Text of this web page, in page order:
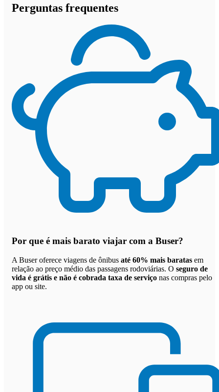
Perguntas frequentes
Por que é mais barato viajar com a Buser?
A Buser oferece viagens de ônibus até 60% mais baratas em
relação ao preço médio das passagens rodoviárias. O seguro de
vida é grátis e não é cobrada taxa de serviço nas compras pelo
app ou site.